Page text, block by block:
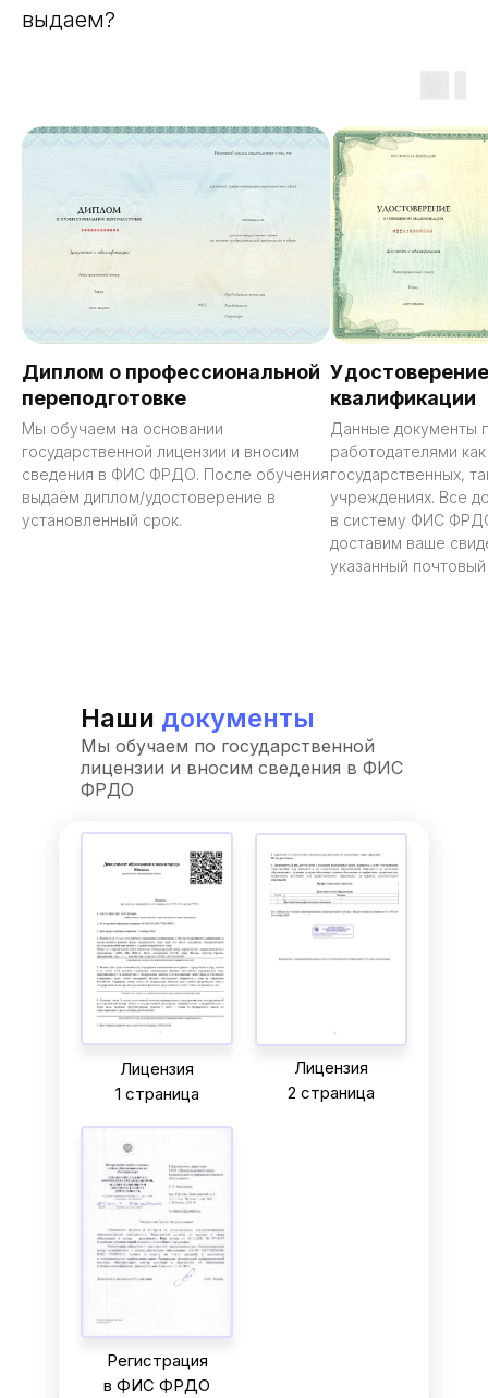
выдаем?
Диплом о профессиональной
переподготовке
Мы обучаем на основании
государственной лицензии и вносим
сведения в ФИС ФРДО. После обучения
выдаём диплом/удостоверение в
установленный срок.
квалификации
Данные документы
работодателями
государственных,
учреждениях. Все
в систему ФИС
доставим ваше
указанный
Наши документы
Мы обучаем по государственной
лицензии и вносим сведения в ФИС
ФРДО
Лицензия
1 страница
Лицензия
2 страница
Регистрация
в ФИС ФРДО